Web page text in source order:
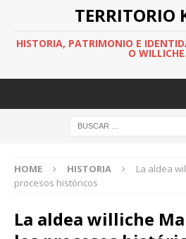
TERRITORIO
HISTORIA, PATRIMONIO E
O WILLICHE.
HOME HISTORIA
La aldea
procesos históricos
La aldea williche